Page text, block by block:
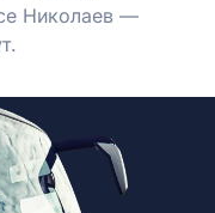
Николаев —